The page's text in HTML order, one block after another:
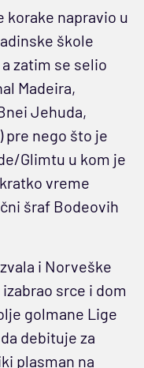
korake napravio u
škole
zatim se selio
Madeira,
Jehuda,
pre nego što je
Glimtu u kom je
vreme
šraf Bodeovih
i Norveške
srce i dom
golmane Lige
debituje za
plasman na